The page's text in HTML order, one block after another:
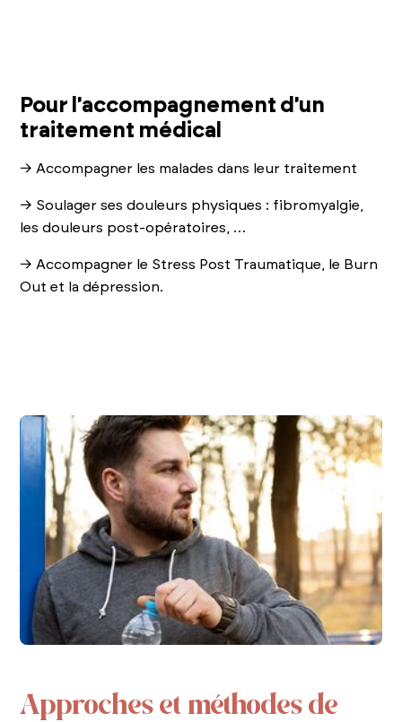
Pour l'accompagnement d'un
traitement médical
→ Accompagner les malades dans leur traitement
→ Soulager ses douleurs physiques : fibromyalgie,
les douleurs post-opératoires, …
→ Accompagner le Stress Post Traumatique, le Burn
Out et la dépression.
Approches et méthodes de